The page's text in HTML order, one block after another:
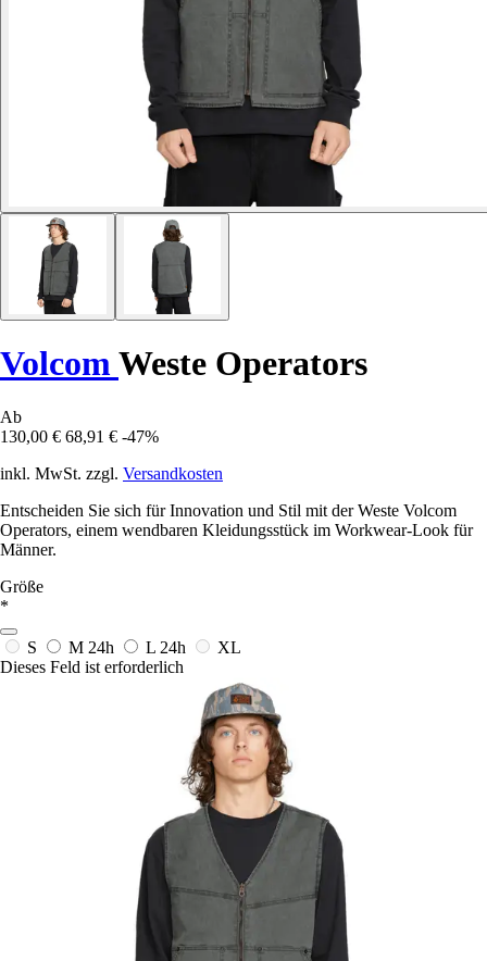
VolcomWeste Operators
Ab
130,00 € 68,91 € -47%
inkl. MwSt. zzgl. Versandkosten
Entscheiden Sie sich für Innovation und Stil mit der Weste Volcom
Operators, einem wendbaren Kleidungsstück im Workwear-Look für
Männer.
Größe
*
S M 24h L 24h
XL
Dieses Feld ist erforderlich